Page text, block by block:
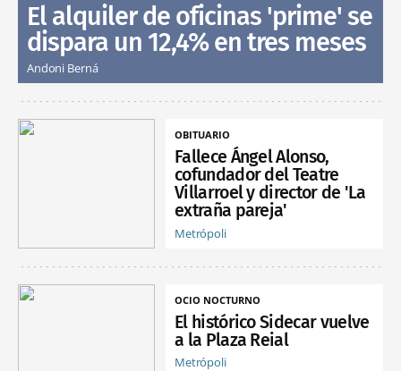
El alquiler de oficinas 'prime' se
dispara un 12,4% en tres meses
Andoni Berná
OBITUARIO
Fallece Ángel Alonso,
cofundador del Teatre
Villarroel y director de 'La
extraña pareja'
Metrópoli
OCIO NOCTURNO
El histórico Sidecar vuelve
a la Plaza Reial
Metrópoli